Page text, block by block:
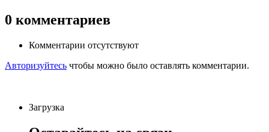
0 комментариев
Комментарии отсутствуют
Авторизуйтесь чтобы можно было оставлять комментарии.
Загрузка